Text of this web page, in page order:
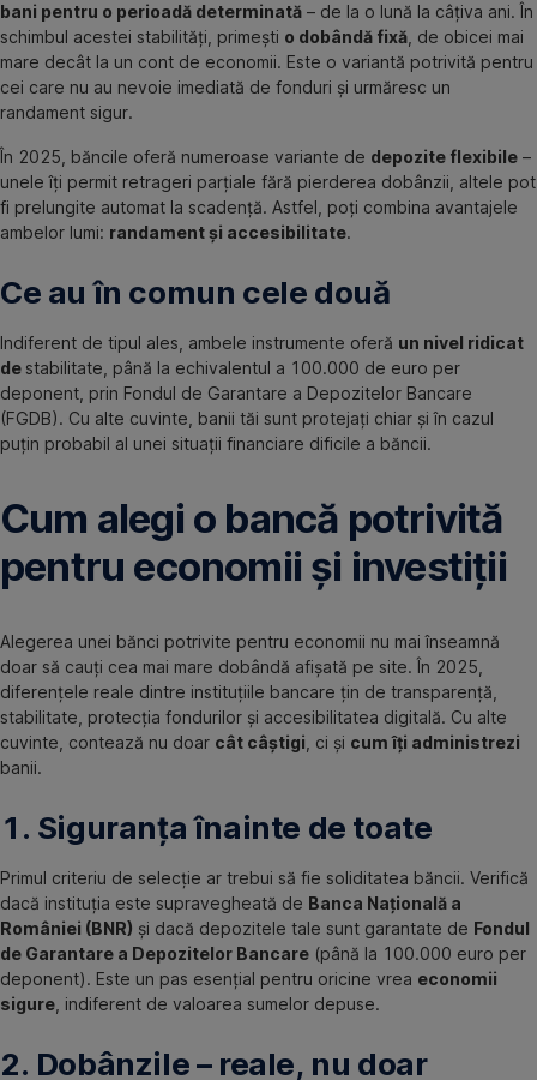
bani pentru o perioadă determinată – de la o lună la câțiva ani. În
schimbul acestei stabilități, primești o dobândă fixă , de obicei mai
mare decât la un cont de economii. Este o variantă potrivită pentru
cei care nu au nevoie imediată de fonduri și urmăresc un
randament sigur.
În 2025, băncile oferă numeroase variante de depozite flexibile –
unele îți permit retrageri parțiale fără pierderea dobânzii, altele pot
fi prelungite automat la scadență. Astfel, poți combina avantajele
ambelor lumi: randament și accesibilitate.
Ce au în comun cele două
Indiferent de tipul ales, ambele instrumente oferă un nivel ridicat
de stabilitate, până la echivalentul a 100.000 de euro per
deponent, prin Fondul de Garantare a Depozitelor Bancare
(FGDB). Cu alte cuvinte, banii tăi sunt protejați chiar și în cazul
puțin probabil al unei situații financiare dificile a băncii.
Cum alegi o bancă potrivită
pentru economii și investiții
Alegerea unei bănci potrivite pentru economii nu mai înseamnă
doar să cauți cea mai mare dobândă afișată pe site. În 2025,
diferențele reale dintre instituțiile bancare țin de transparență,
stabilitate, protecția fondurilor și accesibilitatea digitală. Cu alte
cuvinte, contează nu doar cât câștigi , ci și cum îți administrezi
banii.
1. Siguranța înainte de toate
Primul criteriu de selecție ar trebui să fie soliditatea băncii. Verifică
dacă instituția este supravegheată de Banca Națională a
României (BNR) și dacă depozitele tale sunt garantate de Fondul
de Garantare a Depozitelor Bancare (până la 100.000 euro per
deponent). Este un pas esențial pentru oricine vrea economii
sigure , indiferent de valoarea sumelor depuse.
2. Dobânzile – reale, nu doar